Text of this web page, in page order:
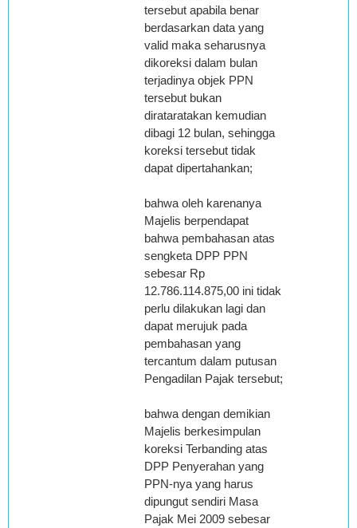
tersebut apabila benar
berdasarkan data yang
valid maka seharusnya
dikoreksi dalam bulan
terjadinya objek PPN
tersebut bukan
dirataratakan kemudian
dibagi 12 bulan, sehingga
koreksi tersebut tidak
dapat dipertahankan;
bahwa oleh karenanya
Majelis berpendapat
bahwa pembahasan atas
sengketa DPP PPN
sebesar Rp
12.786.114.875,00 ini tidak
perlu dilakukan lagi dan
dapat merujuk pada
pembahasan yang
tercantum dalam putusan
Pengadilan Pajak tersebut;
bahwa dengan demikian
Majelis berkesimpulan
koreksi Terbanding atas
DPP Penyerahan yang
PPN-nya yang harus
dipungut sendiri Masa
Pajak Mei 2009 sebesar